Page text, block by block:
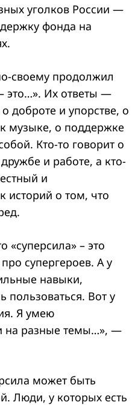
уголков России —
фонда на
своему продолжил
это…». Их ответы —
доброте и упорстве, о
музыке, о поддержке
Кто-то говорит о
и работе, а кто-
и
историй о том, что
«суперсила» – это
супергероев. А у
навыки,
пользоваться. Вот у
Я умею
на разные темы…», —
может быть
Люди, у которых есть